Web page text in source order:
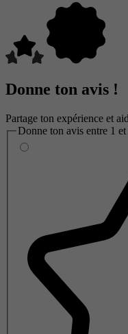
Donne ton avis !
Partage ton expérience et
Donne ton avis entre 1